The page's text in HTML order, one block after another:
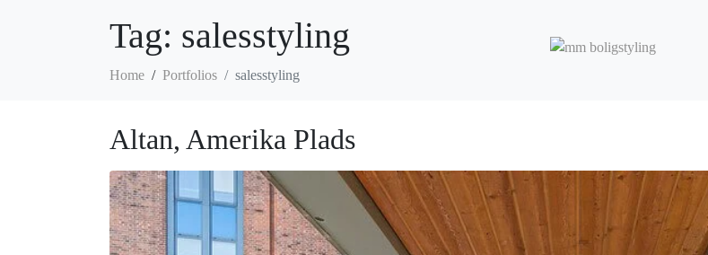
Tag: salesstyling
Home Portfolios salesstyling
Altan, Amerika Plads